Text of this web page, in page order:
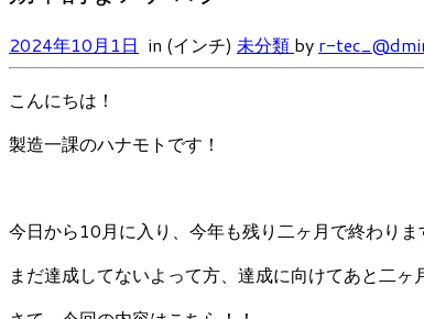
2024年10月1日 in (インチ) 未分類 by r-
こんにちは！
製造一課のハナモトです！
今日から10月に入り、今年も残り二ヶ月で終わり
まだ達成してないよって方、達成に向けてあと二ヶ